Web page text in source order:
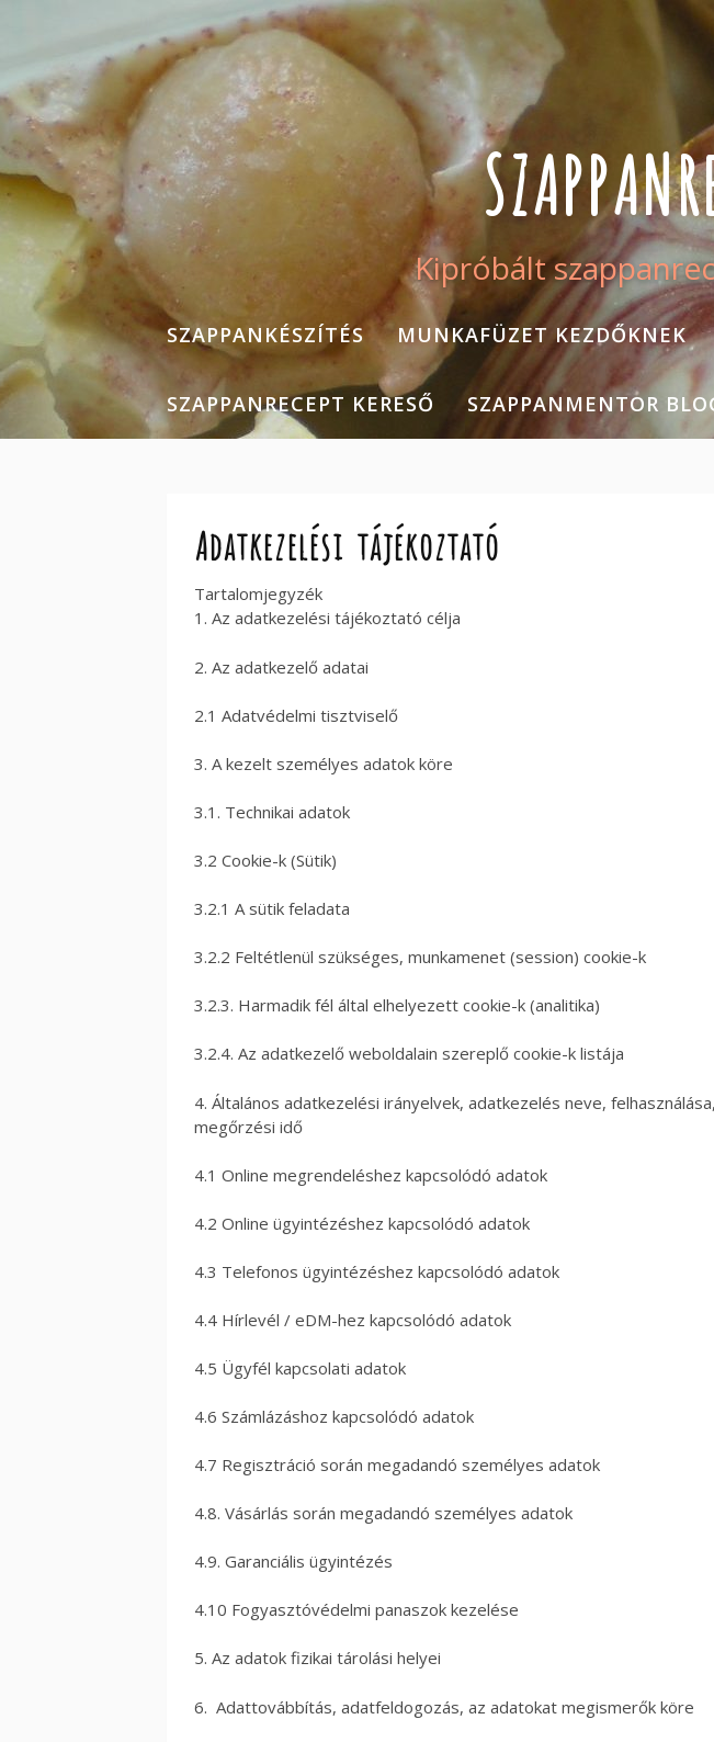
Kipróbált
SZAPPANKÉSZÍTÉS MUNKAFÜZET KEZDŐKNEK
SZAPPANRECEPT KERESŐ SZAPPANMENTOR
Adatkezelési tájékoztató
Tartalomjegyzék
1. Az adatkezelési tájékoztató célja
2. Az adatkezelő adatai
2.1 Adatvédelmi tisztviselő
3. A kezelt személyes adatok köre
3.1. Technikai adatok
3.2 Cookie-k (Sütik)
3.2.1 A sütik feladata
3.2.2 Feltétlenül szükséges, munkamenet (session) cookie-k
3.2.3. Harmadik fél által elhelyezett cookie-k (analitika)
3.2.4. Az adatkezelő weboldalain szereplő cookie-k listája
4. Általános adatkezelési irányelvek, adatkezelés neve,
megőrzési idő
4.1 Online megrendeléshez kapcsolódó adatok
4.2 Online ügyintézéshez kapcsolódó adatok
4.3 Telefonos ügyintézéshez kapcsolódó adatok
4.4 Hírlevél / eDM-hez kapcsolódó adatok
4.5 Ügyfél kapcsolati adatok
4.6 Számlázáshoz kapcsolódó adatok
4.7 Regisztráció során megadandó személyes adatok
4.8. Vásárlás során megadandó személyes adatok
4.9. Garanciális ügyintézés
4.10 Fogyasztóvédelmi panaszok kezelése
5. Az adatok fizikai tárolási helyei
6. Adattovábbítás, adatfeldogozás, az adatokat megismerők köre